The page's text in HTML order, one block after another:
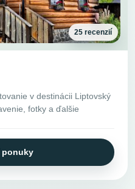
25 recenzií
v destinácii Liptovský
fotky a ďalšie